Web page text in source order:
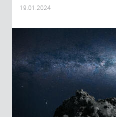
19.01.2024